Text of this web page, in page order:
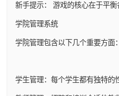
新手提示： 游戏的核心在于平
学院管理系统
学院管理包含以下几个重要方面：
学生管理：每个学生都有独特的